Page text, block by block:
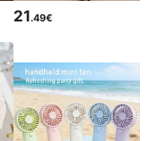
21.49€